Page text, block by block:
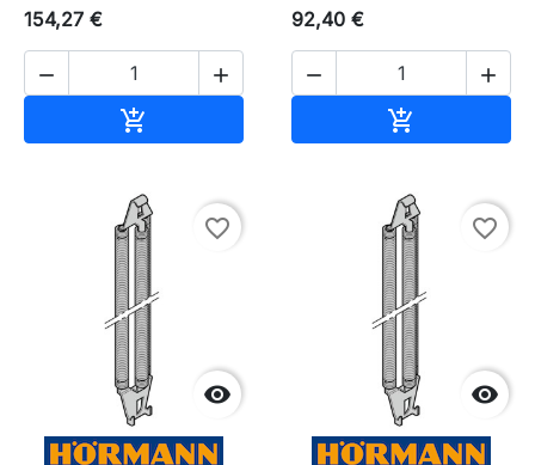
154,27 €
 

92,40 €
 


favorite_border

favorite_border